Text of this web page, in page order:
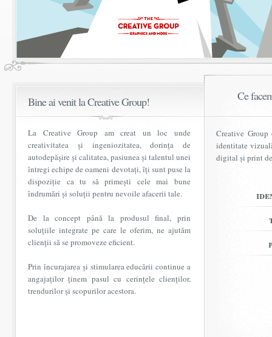
Bine ai venit la Creative Group!
La Creative Group am creat un loc unde
creativitatea și ingeniozitatea, dorința de
autodepășire și calitatea, pasiunea și talentul unei
întregi echipe de oameni devotați, îți sunt puse la
dispoziție ca tu să primești cele mai bune
îndrumări și soluții pentru nevoile afacerii tale.
De la concept până la produsul final, prin
soluțiile integrate pe care le oferim, ne ajutăm
clienții să se promoveze eficient.
Prin încurajarea și stimularea educării continue a
angajaților ținem pasul cu cerințele clienților,
trendurilor și scopurilor acestora.
Ce
Creative Group
identitate
digital și print